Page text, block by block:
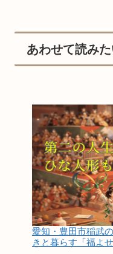
あわせて読み
愛知・豊田市稲武
きと暮らす「福よ